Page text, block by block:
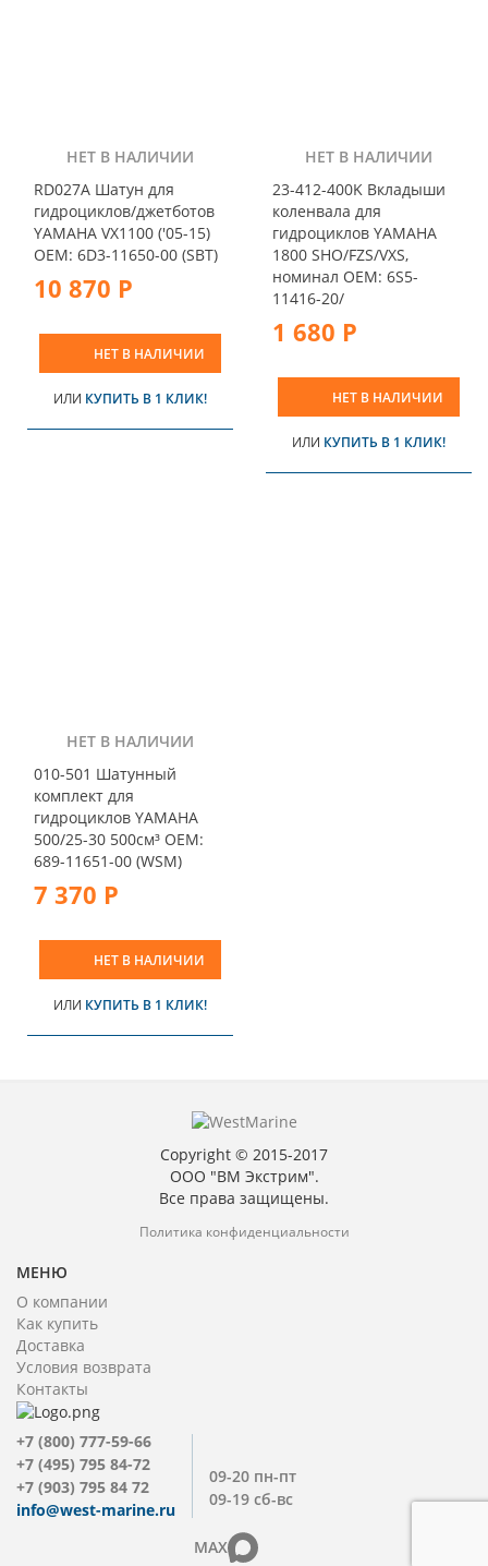
НЕТ В НАЛИЧИИ
RD027A Шатун для
гидроциклов/джетботов
YAMAHA VX1100 ('05-15)
OEM: 6D3-11650-00 (SBT)
10 870 Р
НЕТ В НАЛИЧИИ
ИЛИ КУПИТЬ В 1 КЛИК!
НЕТ В НАЛИЧИИ
23-412-400K Вкладыши
коленвала для
гидроциклов YAMAHA
1800 SHO/FZS/VXS,
номинал OEM: 6S5-
11416-20/
1 680 Р
НЕТ В НАЛИЧИИ
ИЛИ КУПИТЬ В 1 КЛИК!
НЕТ В НАЛИЧИИ
010-501 Шатунный
комплект для
гидроциклов YAMAHA
500/25-30 500см³ OEM:
689-11651-00 (WSM)
7 370 Р
НЕТ В НАЛИЧИИ
ИЛИ КУПИТЬ В 1 КЛИК!
Copyright © 2015-2017
ООО "ВМ Экстрим".
Все права защищены.
Политика конфиденциальности
МЕНЮ
О компании
Как купить
Доставка
Условия возврата
Контакты
+7 (800) 777-59-66
+7 (495) 795 84-72
+7 (903) 795 84 72
info@west-marine.ru
09-20 пн-пт
09-19 сб-вс
MAX